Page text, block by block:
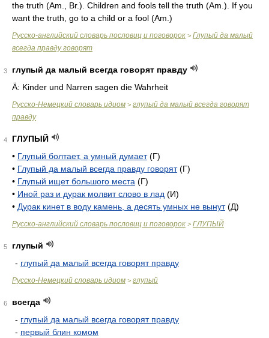
the truth (Am. Br.). Children and fools tell the truth (Am. ). If you
want the truth, go to a child or a fool (Am. )
Русско-английский словарь пословиц и поговорок > Глупый да малый
всегда правду говорят
3
глупый да малый всегда говорят правду
Ä: Kinder und Narren sagen die Wahrheit
Русско-Немецкий словарь идиом > глупый да малый всегда говорят
правду
4
ГЛУПЫЙ
• Глупый болтает, а умный думает(Г)
• Глупый да малый всегда правду говорят(Г)
• Глупый ищет большого места (Г)
• Иной раз и дурак молвит слово в лад (И)
• Дурак кинет в воду камень, а десять умных не вынут(Д)
Русско-английский словарь пословиц и поговорок > ГЛУПЫЙ
5
глупый
- глупый да малый всегда говорят правду
Русско-Немецкий словарь идиом > глупый
6
всегда
- глупый да малый всегда говорят правду
- первый блин комом